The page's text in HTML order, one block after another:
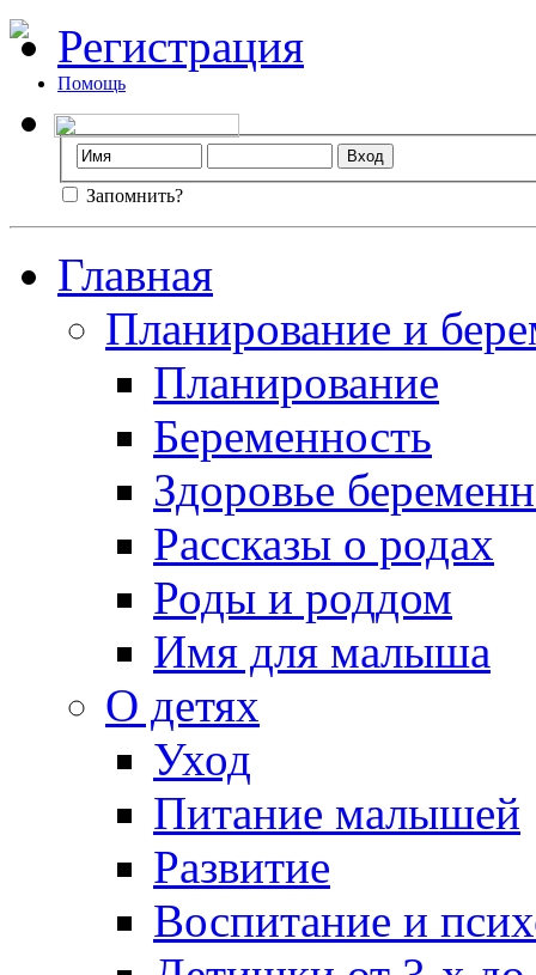
Регистрация
Помощь
Запомнить?
Главная
Планирование и
Планирование
Беременность
Здоровье
Рассказы о родах
Роды и роддом
Имя для малыша
О детях
Уход
Питание малышей
Развитие
Воспитание и